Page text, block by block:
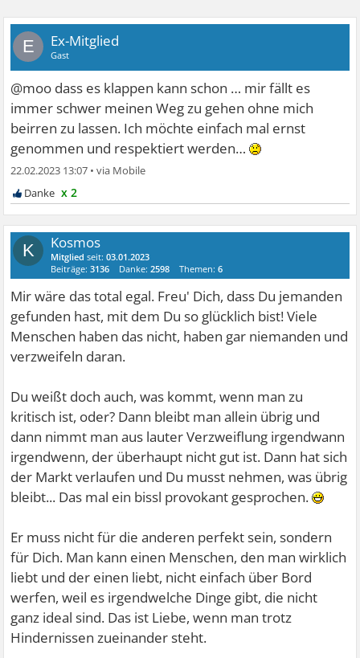
E Ex-Mitglied
Gast
@moo dass es klappen kann schon … mir fällt es
immer schwer meinen Weg zu gehen ohne mich
beirren zu lassen. Ich möchte einfach mal ernst
genommen und respektiert werden…
22.02.2023 13:07 •
x 2
K Kosmos
Mitglied seit:03.01.2023
Beiträge:3136 Danke:2598 Themen:6
Mir wäre das total egal. Freu' Dich, dass Du jemanden
gefunden hast, mit dem Du so glücklich bist! Viele
Menschen haben das nicht, haben gar niemanden und
verzweifeln daran.
Du weißt doch auch, was kommt, wenn man zu
kritisch ist, oder? Dann bleibt man allein übrig und
dann nimmt man aus lauter Verzweiflung irgendwann
irgendwenn, der überhaupt nicht gut ist. Dann hat sich
der Markt verlaufen und Du musst nehmen, was übrig
bleibt... Das mal ein bissl provokant gesprochen.
Er muss nicht für die anderen perfekt sein, sondern
für Dich. Man kann einen Menschen, den man wirklich
liebt und der einen liebt, nicht einfach über Bord
werfen, weil es irgendwelche Dinge gibt, die nicht
ganz ideal sind. Das ist Liebe, wenn man trotz
Hindernissen zueinander steht.